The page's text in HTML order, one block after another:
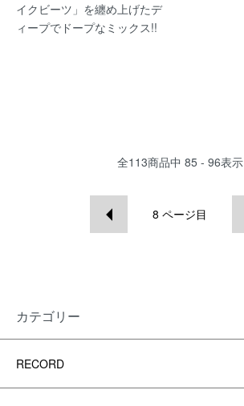
イクビーツ」を纏め上げたデ
ィープでドープなミックス!!
全113商品中 85 - 96表示
8 ページ目
カテゴリー
RECORD